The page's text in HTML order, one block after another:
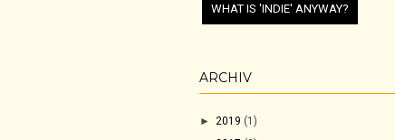
WHAT IS 'INDIE' ANYWAY?
ARCHIV
► 2019 (1)